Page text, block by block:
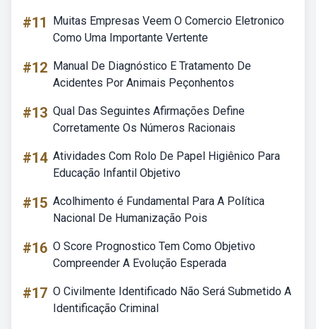
#11
Muitas Empresas Veem O Comercio Eletronico
Como Uma Importante Vertente
#12 Manual De Diagnóstico E Tratamento De
Acidentes Por Animais Peçonhentos
#13 Qual Das Seguintes Afirmações Define
Corretamente Os Números Racionais
#14 Atividades Com Rolo De Papel Higiênico Para
Educação Infantil Objetivo
#15 Acolhimento é Fundamental Para A Política
Nacional De Humanização Pois
#16 O Score Prognostico Tem Como Objetivo
Compreender A Evolução Esperada
#17 O Civilmente Identificado Não Será Submetido A
Identificação Criminal